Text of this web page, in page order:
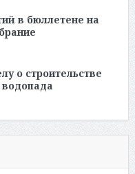
в бюллетене на
о строительстве
водопада